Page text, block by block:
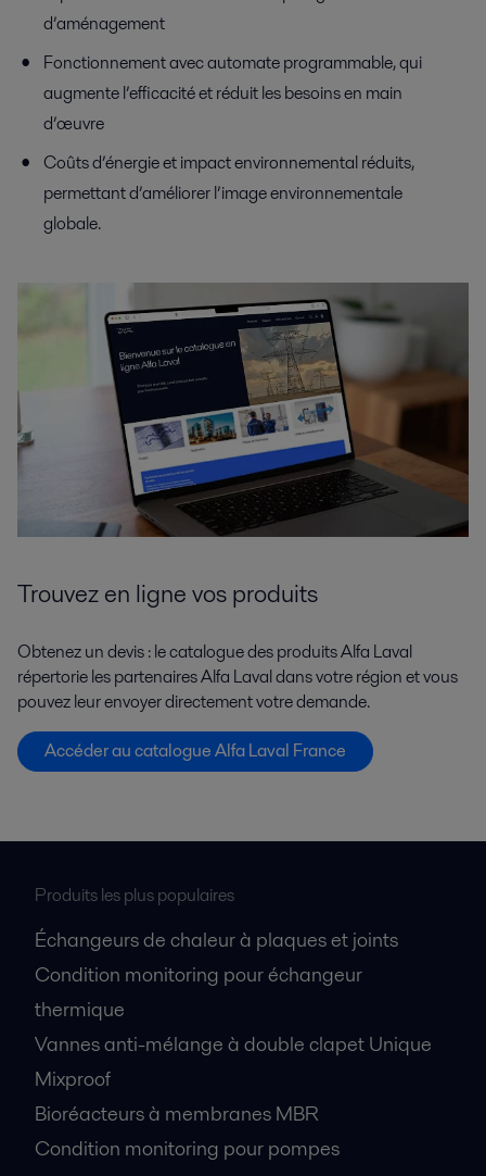
d’aménagement
Fonctionnement avec automate programmable, qui
augmente l’efficacité et réduit les besoins en main
d’œuvre
Coûts d’énergie et impact environnemental réduits,
permettant d’améliorer l’image environnementale
globale.
Trouvez en ligne vos produits
Obtenez un devis : le catalogue des produits Alfa Laval
répertorie les partenaires Alfa Laval dans votre région et vous
pouvez leur envoyer directement votre demande.
Accéder au catalogue Alfa Laval France
Produits les plus populaires
Échangeurs de chaleur à plaques et joints
Condition monitoring pour échangeur
thermique
Vannes anti-mélange à double clapet Unique
Mixproof
Bioréacteurs à membranes MBR
Condition monitoring pour pompes